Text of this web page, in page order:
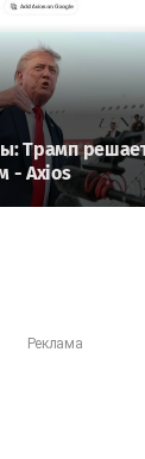
Трамп
- Axios